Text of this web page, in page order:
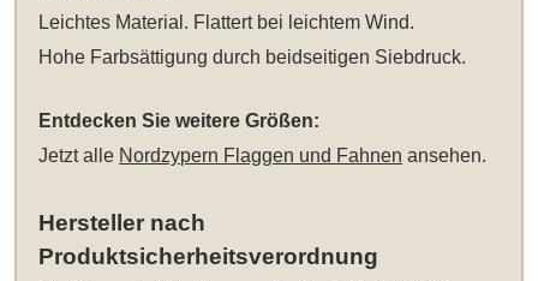
Leichtes Material. Flattert bei leichtem Wind.
Hohe Farbsättigung durch beidseitigen Siebdruck.
Entdecken Sie weitere Größen:
Jetzt alle Nordzypern Flaggen und Fahnen ansehen.
Hersteller nach
Produktsicherheitsverordnung